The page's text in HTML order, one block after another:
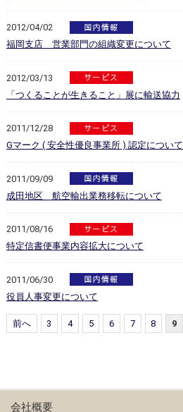
2012/04/02
福岡支店 営業部門の組織変更について
2012/03/13
「つくることが生きること」展に輸送協力
2011/12/28
Gマーク ( 安全性優良事業所 ) 認定について
2011/09/09
成田地区 航空輸出業務移転について
2011/08/16
特定信書便事業内容拡大について
2011/06/30
役員人事変更について
前へ 3 4 5 6 7 8 9
会社概要